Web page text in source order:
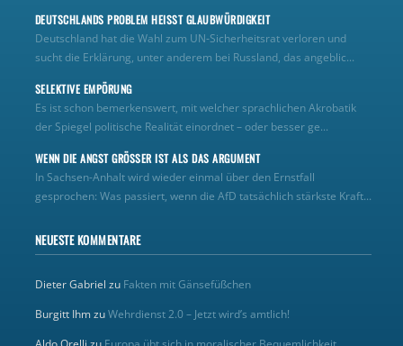
DEUTSCHLANDS PROBLEM HEISST GLAUBWÜRDIGKEIT
Deutschland hat die Wahl zum UN‑Sicherheitsrat verloren und
sucht die Erklärung, unter anderem bei Russland, das angeblic...
SELEKTIVE EMPÖRUNG
Es ist schon bemerkenswert, mit welcher sprachlichen Akrobatik
der Spiegel politische Realität einordnet – oder besser ge...
WENN DIE ANGST GRÖSSER IST ALS DAS ARGUMENT
In Sachsen-Anhalt wird wieder einmal über den Ernstfall
gesprochen: Was passiert, wenn die AfD tatsächlich stärkste Kraft...
NEUESTE KOMMENTARE
Dieter Gabriel zu Fakten mit Gänsefüßchen
Burgitt IhmzuWehrdienst 2.0 – Jetzt wird’s amtlich!